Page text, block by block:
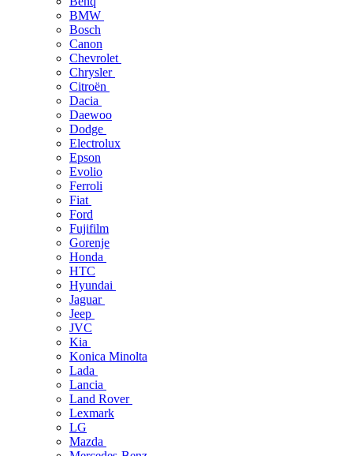
BMW
Bosch
Canon
Chevrolet
Chrysler
Citroën
Dacia
Daewoo
Dodge
Electrolux
Epson
Evolio
Ferroli
Fiat
Ford
Fujifilm
Gorenje
Honda
HTC
Hyundai
Jaguar
Jeep
JVC
Kia
Konica Minolta
Lada
Lancia
Land Rover
Lexmark
LG
Mazda